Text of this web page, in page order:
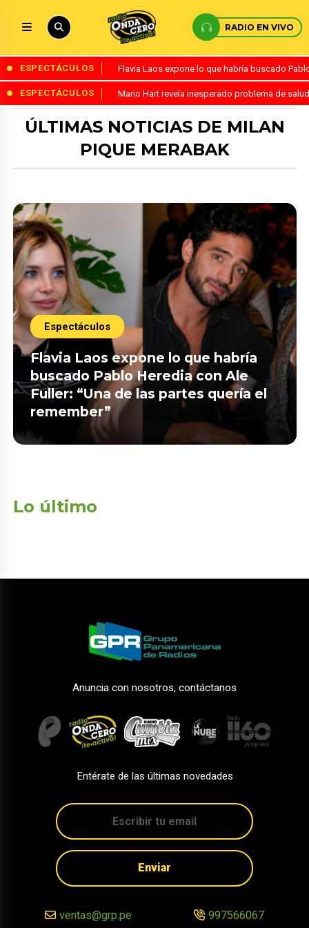
RADIO EN VIVO
ESPECTÁCULOS Flavia Laos expone lo que habría buscado
ESPECTÁCULOS Mario Hart revela inesperado problema de
ÚLTIMAS NOTICIAS DE MILAN
PIQUE MERABAK
Espectáculos
Flavia Laos expone lo que habría
buscado Pablo Heredia con Ale
Fuller: “Una de las partes quería el
remember”
Lo último
Anuncia con nosotros, contáctanos
Entérate de las últimas novedades
Enviar
ventas@grp.pe 997566067